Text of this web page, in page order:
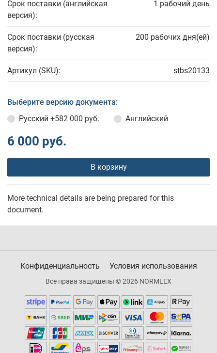
Срок поставки (английская
версия):
1 рабочий день
Срок поставки (русская
версия):
200 рабочих дня(ей)
Артикул (SKU): stbs20133
Выберите версию документа:
Русский +582 000 руб. Английский
6 000 руб.
В корзину
More technical details are being prepared for this
document.
Конфиденциальность Условия использования
Все права защищены © 2026 NORMLEX